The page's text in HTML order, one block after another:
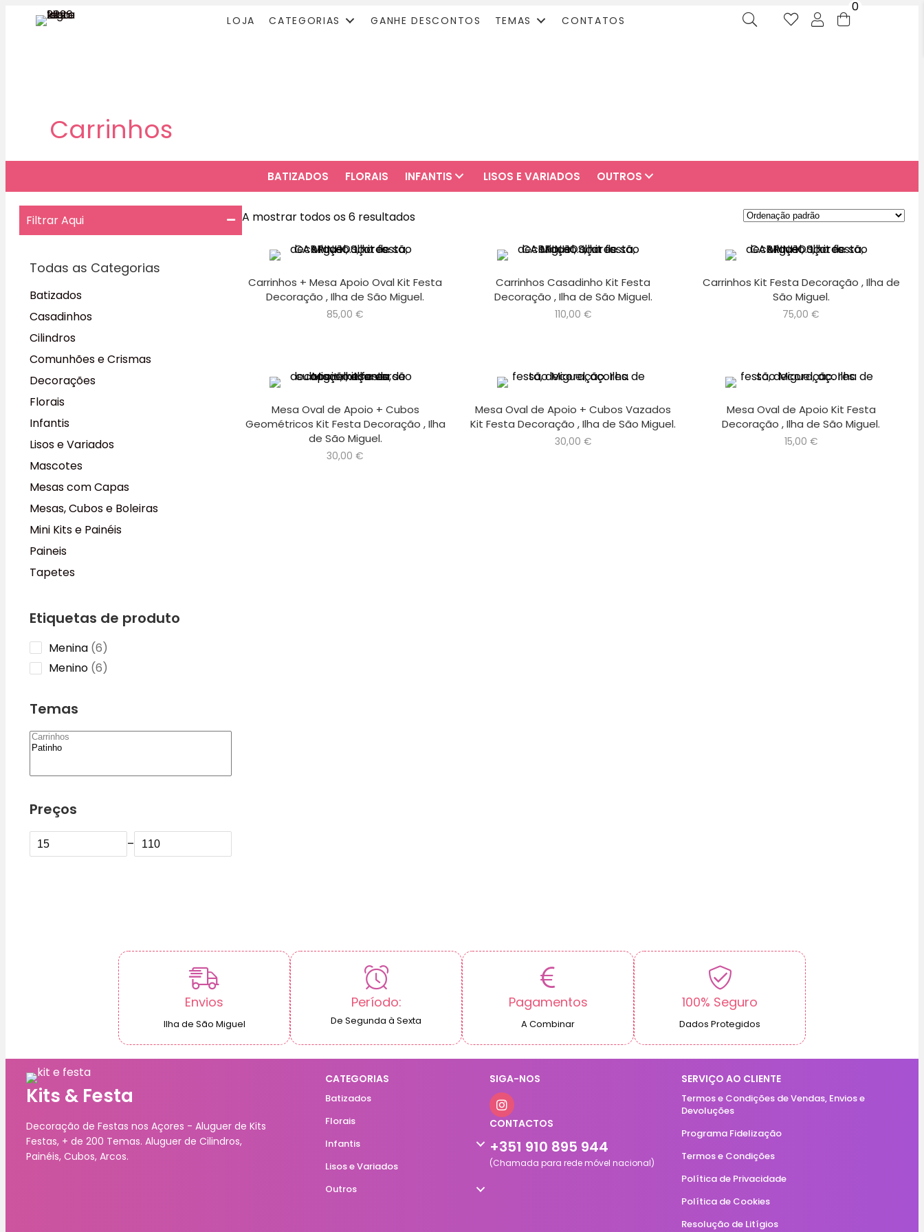
LOJA CATEGORIAS GANHE DESCONTOS TEMAS CONTATOS
0
Carrinhos
BATIZADOS FLORAIS INFANTIS LISOS E VARIADOS OUTROS
Filtrar Aqui
Todas as Categorias
Batizados
Casadinhos
Cilindros
Comunhões e Crismas
Decorações
Florais
Infantis
Lisos e Variados
Mascotes
Mesas com Capas
Mesas, Cubos e Boleiras
Mini Kits e Painéis
Paineis
Tapetes
Etiquetas de produto
Menina 66
products
Menino 66
Temas
Preços
–
A mostrar todos os 6 resultados
Carrinhos + Mesa Apoio Oval Kit Festa
Decoração , Ilha de São Miguel.
85,00€
Carrinhos Casadinho Kit Festa
Decoração , Ilha de São Miguel.
110,00 €
Carrinhos Kit Festa Decoração , Ilha de
São Miguel.
75,00€
Mesa Oval de Apoio + Cubos
Geométricos Kit Festa Decoração , Ilha
de São Miguel.
30,00€
Mesa Oval de Apoio + Cubos Vazados
Kit Festa Decoração , Ilha de São Miguel.
30,00 €
Mesa Oval de Apoio Kit Festa
Decoração , Ilha de São Miguel.
15,00 €
Envios
Ilha de São Miguel
Período:
De Segunda à Sexta
Pagamentos
A Combinar
100% Seguro
Dados Protegidos
Kits & Festa
Decoração de Festas nos Açores - Aluguer de Kits
Festas, + de 200 Temas. Aluguer de Cilindros,
Painéis, Cubos, Arcos.
CATEGORIAS
Batizados
Florais
Infantis
Lisos e Variados
Outros
SIGA-NOS
CONTACTOS
+351 910 895 944
(Chamada para rede móvel nacional)
SERVIÇO AO CLIENTE
Termos e Condições de Vendas, Envios e
Devoluções
Programa Fidelização
Termos e Condições
Política de Privacidade
Política de Cookies
Resolução de Litígios